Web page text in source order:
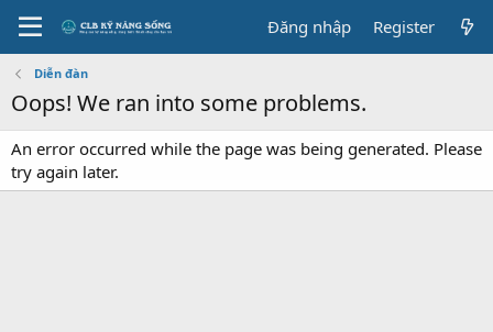
Đăng nhập Register
Diễn đàn
Oops! We ran into some problems.
An error occurred while the page was being generated. Please
try again later.